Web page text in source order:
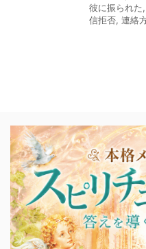
彼に振られた,
信拒否, 連絡